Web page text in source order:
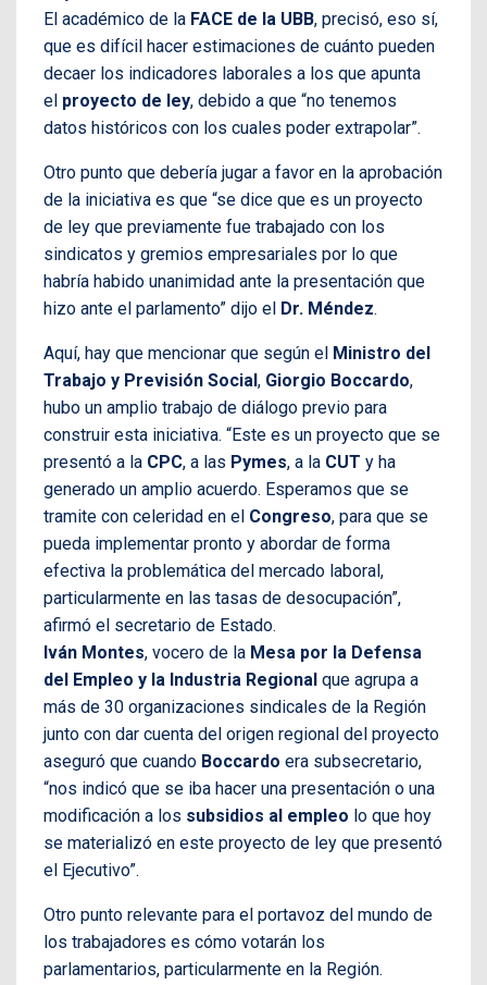
El académico de la FACE de la UBB, precisó, eso sí,
que es difícil hacer estimaciones de cuánto pueden
decaer los indicadores laborales a los que apunta
el proyecto de ley, debido a que “no tenemos
datos históricos con los cuales poder extrapolar”.
Otro punto que debería jugar a favor en la aprobación
de la iniciativa es que “se dice que es un proyecto
de ley que previamente fue trabajado con los
sindicatos y gremios empresariales por lo que
habría habido unanimidad ante la presentación que
hizo ante el parlamento” dijo el Dr. Méndez.
Aquí, hay que mencionar que según el Ministro del
Trabajo y Previsión Social, Giorgio Boccardo,
hubo un amplio trabajo de diálogo previo para
construir esta iniciativa. “Este es un proyecto que se
presentó a la CPC, a las Pymes, a la CUT y ha
generado un amplio acuerdo. Esperamos que se
tramite con celeridad en el Congreso, para que se
pueda implementar pronto y abordar de forma
efectiva la problemática del mercado laboral,
particularmente en las tasas de desocupación”,
afirmó el secretario de Estado.
Iván Montes, vocero de la Mesa por la Defensa
del Empleo y la Industria Regional que agrupa a
más de 30 organizaciones sindicales de la Región
junto con dar cuenta del origen regional del proyecto
aseguró que cuando Boccardo era subsecretario,
“nos indicó que se iba hacer una presentación o una
modificación a los subsidios al empleo lo que hoy
se materializó en este proyecto de ley que presentó
el Ejecutivo”.
Otro punto relevante para el portavoz del mundo de
los trabajadores es cómo votarán los
parlamentarios, particularmente en la Región.